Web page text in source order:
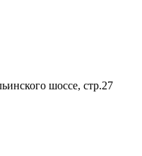
шоссе, стр.27